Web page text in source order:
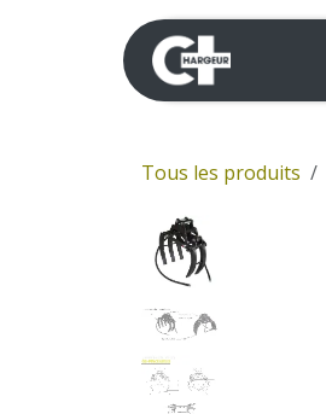
Se rendre au contenu
Tous les produits